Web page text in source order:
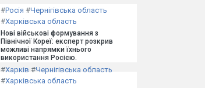
#Росія #Чернігівська область
#Харківська область
Нові військові формування з
Північної Кореї: експерт розкрив
можливі напрямки їхнього
використання Росією.
#Харків #Чернігівська область
#Харківська область